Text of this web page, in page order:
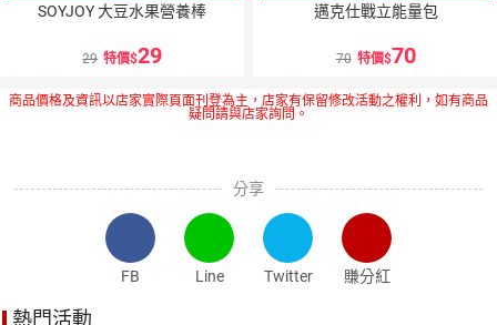
SOYJOY 大豆水果營養棒
29 特價 29
邁克仕戰立能量包
70 特價 70
商品價格及資訊以店家實際頁面刊登為主，店家有保留修改活動之權利，如有商品
疑問請與店家詢問。
分享
FB Line Twitter 賺分紅
熱門活動